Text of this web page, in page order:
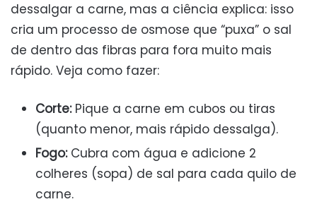
dessalgar a carne, mas a ciência explica: isso
cria um processo de osmose que “puxa” o sal
de dentro das fibras para fora muito mais
rápido. Veja como fazer:
Corte:Pique a carne em cubos ou tiras
(quanto menor, mais rápido dessalga).
Fogo:Cubra com água e adicione 2
colheres (sopa) de sal para cada quilo de
carne.